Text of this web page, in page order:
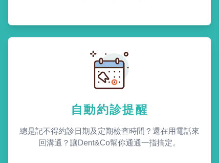
自動約診提醒
總是記不得約診日期及定期檢查時間？還在用電話來
回溝通？讓Dent&Co幫你通通一指搞定。